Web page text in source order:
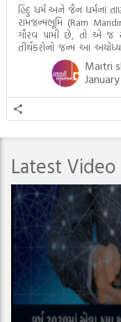
હિંદુ ધર્મ અને જૈન ધર્મનાં
રામજન્મભૂમિ (Ram
ગૌરવ પામી છે, તો એ જ
તીર્થંકરોનો જન્મ આ
તીર્થંકરોમાંથી પાંચ-પાંચ
જીવનની ચ્યવન(માતાના […]
Maitri
Latest Video